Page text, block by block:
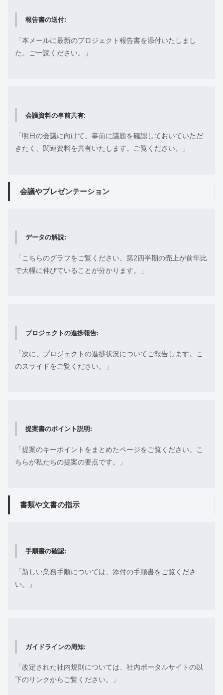
報告書の送付:
「本メールに最新のプロジェクト報告書を添付いたしまし
た。ご一読ください。」
会議資料の事前共有:
「明日の会議に向けて、事前に議題を確認しておいていただ
きたく、関連資料を共有いたします。ご覧ください。」
会議やプレゼンテーション
データの解説:
「こちらのグラフをご覧ください。第2四半期の売上が前年比
で大幅に伸びていることが分かります。」
プロジェクトの進捗報告:
「次に、プロジェクトの進捗状況についてご報告します。こ
のスライドをご覧ください。」
提案書のポイント説明:
「提案のキーポイントをまとめたページをご覧ください。こ
ちらが私たちの提案の要点です。」
書類や文書の指示
手順書の確認:
「新しい業務手順については、添付の手順書をご覧くださ
い。」
ガイドラインの周知:
「改定された社内規則については、社内ポータルサイトの以
下のリンクからご覧ください。」